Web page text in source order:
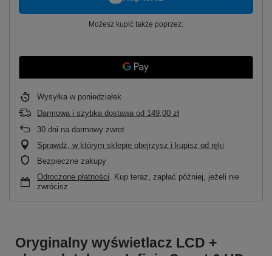
Możesz kupić także poprzez:
Wysyłka w poniedziałek
Darmowa i szybka dostawa od 149,00 zł
30 dni na darmowy zwrot
Sprawdź, w którym sklepie obejrzysz i kupisz od ręki
Bezpieczne zakupy
Odroczone płatności . Kup teraz, zapłać później, jeżeli nie
zwrócisz
Oryginalny wyświetlacz LCD +